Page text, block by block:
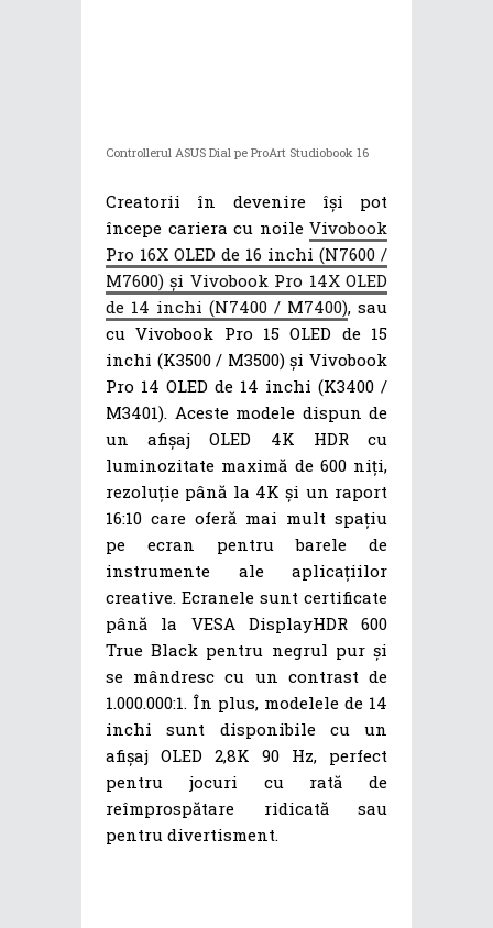
Controllerul ASUS Dial pe ProArt Studiobook 16
Creatorii în devenire își pot
începe cariera cu noile Vivobook
Pro 16X OLED de 16 inchi (N7600 /
M7600) și Vivobook Pro 14X OLED
de 14 inchi (N7400 / M7400), sau
cu Vivobook Pro 15 OLED de 15
inchi (K3500 / M3500) și Vivobook
Pro 14 OLED de 14 inchi (K3400 /
M3401). Aceste modele dispun de
un afișaj OLED 4K HDR cu
luminozitate maximă de 600 niți,
rezoluție până la 4K și un raport
16:10 care oferă mai mult spațiu
pe ecran pentru barele de
instrumente ale aplicațiilor
creative. Ecranele sunt certificate
până la VESA DisplayHDR 600
True Black pentru negrul pur și
se mândresc cu un contrast de
1.000.000:1. În plus, modelele de 14
inchi sunt disponibile cu un
afișaj OLED 2,8K 90 Hz, perfect
pentru jocuri cu rată de
reîmprospătare ridicată sau
pentru divertisment.